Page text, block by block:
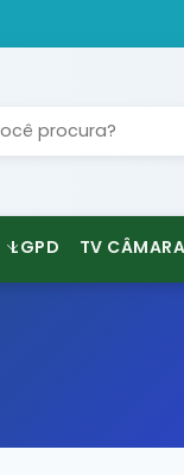
LGPD TV CÂMARA